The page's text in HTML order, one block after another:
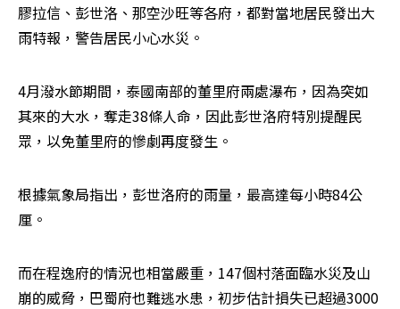
膠拉信、彭世洛、那空沙旺等各府，都對當地居民發出大
雨特報，警告居民小心水災。
4月潑水節期間，泰國南部的董里府兩處瀑布，因為突如
其來的大水，奪走38條人命，因此彭世洛府特別提醒民
眾，以免董里府的慘劇再度發生。
根據氣象局指出，彭世洛府的雨量，最高達每小時84公
厘。
而在程逸府的情況也相當嚴重，147個村落面臨水災及山
崩的威脅，巴蜀府也難逃水患，初步估計損失已超過3000